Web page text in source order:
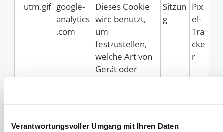
Verantwortungsvoller Umgang mit Ihren Daten
__utm.gif google-
analytics
.com
Dieses Cookie
wird benutzt,
um
festzustellen,
welche Art von
Gerät oder
Sitzun
g
Pix
el-
Tra
cke
r